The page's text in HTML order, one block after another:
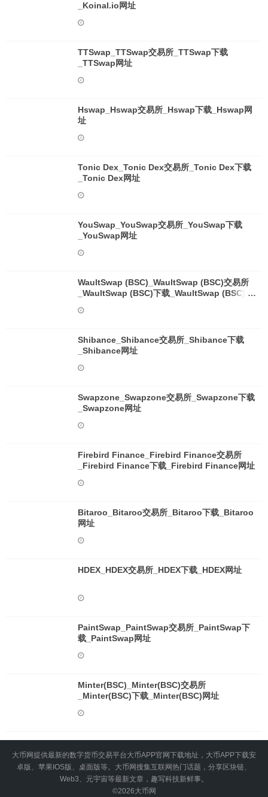
_Koinal.io网址
TTSwap_TTSwap交易所_TTSwap下载
_TTSwap网址
Hswap_Hswap交易所_Hswap下载_Hswap网
址
Tonic Dex_Tonic Dex交易所_Tonic Dex下载
_Tonic Dex网址
YouSwap_YouSwap交易所_YouSwap下载
_YouSwap网址
WaultSwap (BSC)_WaultSwap (BSC)交易所
_WaultSwap (BSC)下载_WaultSwap (BSC)网
Shibance_Shibance交易所_Shibance下载
_Shibance网址
Swapzone_Swapzone交易所_Swapzone下载
_Swapzone网址
Firebird Finance_Firebird Finance交易所
_Firebird Finance下载_Firebird Finance网址
Bitaroo_Bitaroo交易所_Bitaroo下载_Bitaroo
网址
HDEX_HDEX交易所_HDEX下载_HDEX网址
PaintSwap_PaintSwap交易所_PaintSwap下
载_PaintSwap网址
Minter(BSC)_Minter(BSC)交易所
_Minter(BSC)下载_Minter(BSC)网址
大币网提供最新的数字货币交易平台大币APP官网下载地址，大币APP下载安
卓版、苹果IOS版、桌面版等。大币网搜集互联网热门话题，分享区块链、
Web3、元宇宙等最新文章，趣写科技新鲜事。
©2026大币网